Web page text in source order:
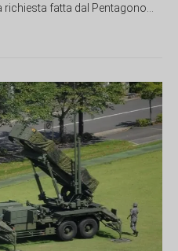
fatta dal Pentagono...